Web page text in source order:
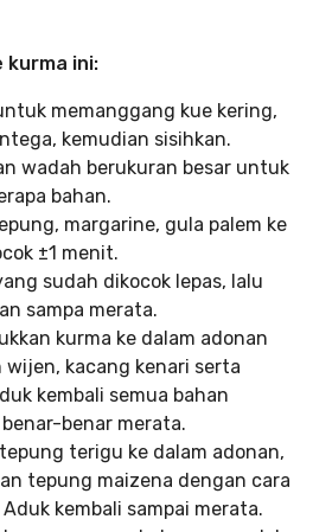
kurma ini:
memanggang kue kering,
kemudian sisihkan.
wadah berukuran besar untuk
bahan.
margarine, gula palem ke
±1 menit.
sudah dikocok lepas, lalu
sampa merata.
kurma ke dalam adonan
wijen, kacang kenari serta
kembali semua bahan
benar merata.
terigu ke dalam adonan,
tepung maizena dengan cara
kembali sampai merata.